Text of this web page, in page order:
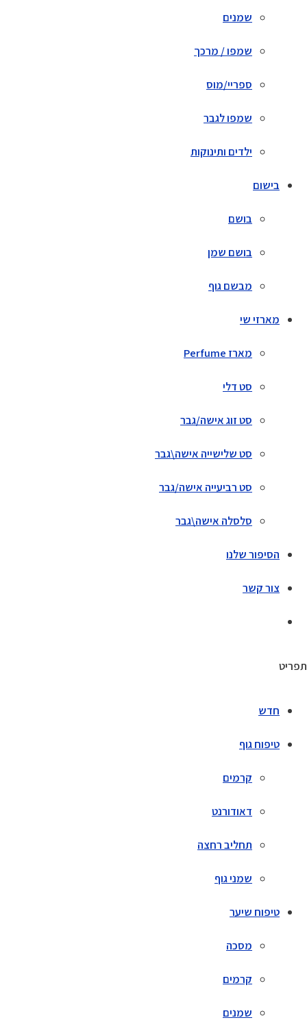
שמנים
שמפו / מרכך
ספריי/מוס
שמפו לגבר
ילדים ותינוקות
בישום
בושם
בושם שמן
מבשם גוף
מארזי שי
מארז Perfume
סט דלי
סט זוג אישה/גבר
סט שלישייה אישה\גבר
סט רביעייה אישה/גבר
סלסלה אישה\גבר
הסיפור שלנו
צור קשר
תפריט
חדש
טיפוח גוף
קרמים
דאודורנט
תחליב רחצה
שמני גוף
טיפוח שיער
מסכה
קרמים
שמנים